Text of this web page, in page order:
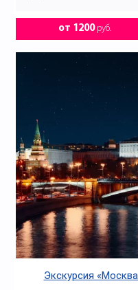
от 1200руб.
Экскурсия